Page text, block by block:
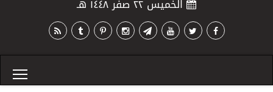
الخميس ٢٢ صفر ١٤٤٨ هـ